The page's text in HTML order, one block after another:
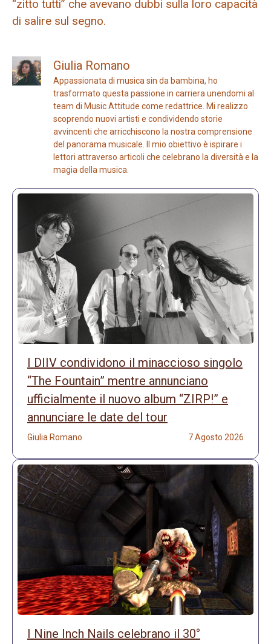
“zitto tutti” che avevano dubbi sulla loro capacità
di salire sul segno.
Giulia Romano
Appassionata di musica sin da bambina, ho
trasformato questa passione in carriera unendomi al
team di Music Attitude come redattrice. Mi realizzo
scoprendo nuovi artisti e condividendo storie
avvincenti che arricchiscono la nostra comprensione
del panorama musicale. Il mio obiettivo è ispirare i
lettori attraverso articoli che celebrano la diversità e la
magia della musica.
I DIIV condividono il minaccioso singolo
“The Fountain” mentre annunciano
ufficialmente il nuovo album “ZIRP!” e
annunciare le date del tour
Giulia Romano 7 Agosto 2026
I Nine Inch Nails celebrano il 30°